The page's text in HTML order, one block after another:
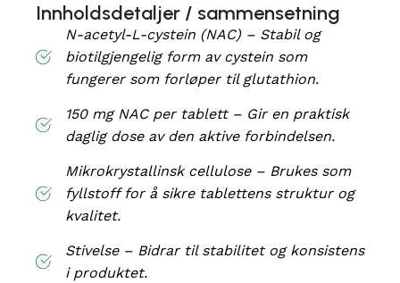
Innholdsdetaljer / sammensetning
N-acetyl-L-cystein (NAC) – Stabil og
biotilgjengelig form av cystein som
fungerer som forløper til glutathion.
150 mg NAC per tablett – Gir en praktisk
daglig dose av den aktive forbindelsen.
Mikrokrystallinsk cellulose – Brukes som
fyllstoff for å sikre tablettens struktur og
kvalitet.
Stivelse – Bidrar til stabilitet og konsistens
i produktet.